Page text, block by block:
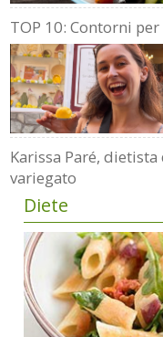
TOP 10: Contorni
Karissa Paré,
variegato
Diete